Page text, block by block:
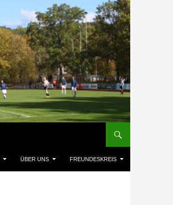
ÜBER UNS FREUNDESKREIS